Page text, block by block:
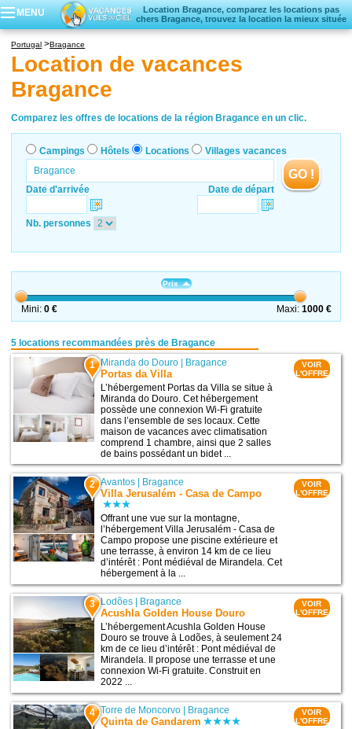
MENU
Location Bragance, comparez les locations pas
chers Bragance, trouvez la location la mieux située
Locations vacances
Portugal Bragance
Location de vacances
Bragance
Comparez les offres de locations de la région Bragance en un clic.
Campings Hôtels Locations Villages vacances
Date d'arrivée Date de départ
GO !
Nb. personnes
Prix
Mini: 0 € Maxi: 1000 €
5 locations recommandées près de Bragance
1 Miranda do Douro | Bragance
Portas da Villa
L’hébergement Portas da Villa se situe à
Miranda do Douro. Cet hébergement
possède une connexion Wi-Fi gratuite
dans l’ensemble de ses locaux. Cette
maison de vacances avec climatisation
comprend 1 chambre, ainsi que 2 salles
de bains possédant un bidet ...
VOIR
L'OFFRE
2 Avantos Bragance
Villa Jerusalém - Casa de Campo
Offrant une vue sur la montagne,
l’hébergement Villa Jerusalém - Casa de
Campo propose une piscine extérieure et
une terrasse, à environ 14 km de ce lieu
d’intérêt : Pont médiéval de Mirandela. Cet
hébergement à la ...
VOIR
L'OFFRE
3 Lodões Bragance
Acushla Golden House Douro
L’hébergement Acushla Golden House
Douro se trouve à Lodões, à seulement 24
km de ce lieu d’intérêt : Pont médiéval de
Mirandela. Il propose une terrasse et une
connexion Wi-Fi gratuite. Construit en
2022 ...
VOIR
L'OFFRE
4 Torre de Moncorvo Bragance
Quinta de Gandarem
VOIR
L'OFFRE